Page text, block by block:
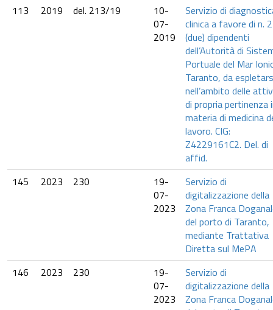
113 2019 del. 213/19
10-
07-
2019
Servizio di
clinica a favore di n. 2
(due) dipendenti
dell’Autorità di
Portuale del Mar
Taranto, da
nell’ambito delle
di propria pertinenza
materia di medicina
lavoro. CIG:
Z4229161C2. Del. di
affid.
145
2023 230
19-
07-
2023
Servizio di
digitalizzazione della
Zona Franca
del porto di Taranto,
mediante Trattativa
Diretta sul MePA
146
2023 230
19-
07-
2023
Servizio di
digitalizzazione della
Zona Franca